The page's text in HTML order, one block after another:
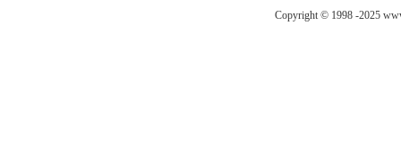
Copyright © 1998 -2025